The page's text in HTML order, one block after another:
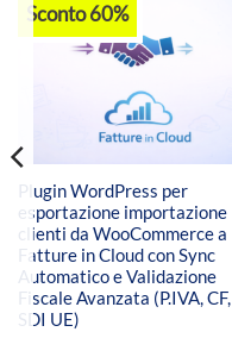
Sconto 60%
Plugin WordPress per
esportazione importazione
clienti da WooCommerce a
Fatture in Cloud con Sync
Automatico e Validazione
Fiscale Avanzata (P.IVA, CF,
SDI UE)